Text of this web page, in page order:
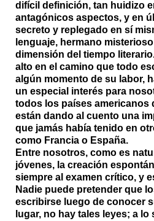
difícil definición, tan huidizo
antagónicos aspectos, y en
secreto y replegado en sí
lenguaje, hermano
dimensión del tiempo
alto en el camino que todo
algún momento de su labor,
un especial interés para
todos los países americanos
están dando al cuento una
que jamás había tenido en
como Francia o España.
Entre nosotros, como es
jóvenes, la creación
siempre al examen crítico, y
Nadie puede pretender que
escribirse luego de conocer
lugar, no hay tales leyes; a